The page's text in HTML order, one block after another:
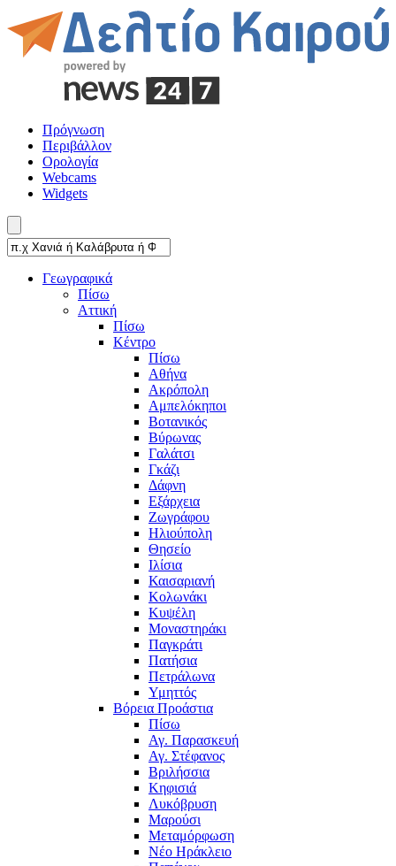
Πρόγνωση
Περιβάλλον
Ορολογία
Webcams
Widgets
Γεωγραφικά
Πίσω
Αττική
Πίσω
Κέντρο
Πίσω
Αθήνα
Ακρόπολη
Αμπελόκηποι
Βοτανικός
Βύρωνας
Γαλάτσι
Γκάζι
Δάφνη
Εξάρχεια
Ζωγράφου
Ηλιούπολη
Θησείο
Ιλίσια
Καισαριανή
Κολωνάκι
Κυψέλη
Μοναστηράκι
Παγκράτι
Πατήσια
Πετράλωνα
Υμηττός
Βόρεια Προάστια
Πίσω
Αγ. Παρασκευή
Αγ. Στέφανος
Βριλήσσια
Κηφισιά
Λυκόβρυση
Μαρούσι
Μεταμόρφωση
Νέο Ηράκλειο